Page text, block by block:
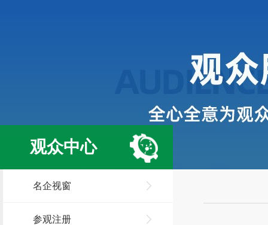
观众中心
名企视窗
参观注册